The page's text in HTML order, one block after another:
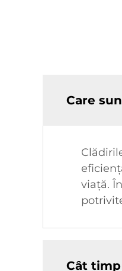
Care
viață.
Cât